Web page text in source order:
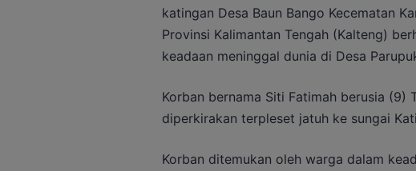
katingan Desa Baun Bango Kecematan
Provinsi Kalimantan Tengah (Kalteng)
keadaan meninggal dunia di Desa
Korban bernama Siti Fatimah berusia (9)
diperkirakan terpleset jatuh ke sungai
Korban ditemukan oleh warga dalam